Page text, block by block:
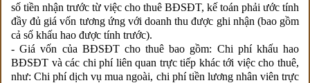
số tiền nhận trước từ việc cho thuê BĐSĐT, kế toán phải ước tính
đầy đủ giá vốn tương ứng với doanh thu được ghi nhận (bao gồm
cả số khấu hao được tính trước).
- Giá vốn của BĐSĐT cho thuê bao gồm: Chi phí khấu hao
BĐSĐT và các chi phí liên quan trực tiếp khác tới việc cho thuê,
như: Chi phí dịch vụ mua ngoài, chi phí tiền lương nhân viên trực